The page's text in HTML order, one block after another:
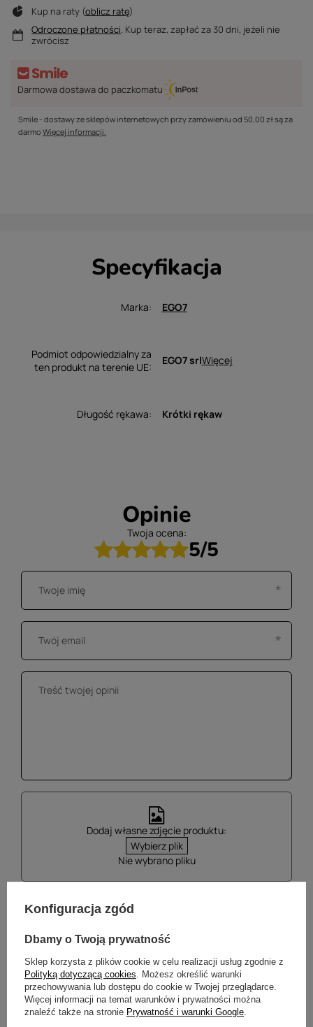
Kup na raty (oblicz ratę)
Odroczone płatności. Kup teraz, zapłać za 30 dni, jeżeli nie
zwrócisz
Darmowa dostawa do paczkomatu
Smile - dostawy ze sklepów internetowych przy zamówieniu od 50,00 złsą za
darmo Więcej informacji.
Specyfikacja
Marka EGO7
Podmiot odpowiedzialny za
ten produkt na terenie UE
EGO7 srlWięcej
Długość rękawa Krótki rękaw
Opinie
Twoja ocena:
5/5
Dodaj własne zdjęcie produktu:
Wybierz plik
Nie wybrano pliku
Wyślij opinię
Konfiguracja zgód
Dbamy o Twoją prywatność
Sklep korzysta z plików cookie w celu realizacji usług zgodnie z
Polityką dotyczącą cookies . Możesz określić warunki
przechowywania lub dostępu do cookie w Twojej przeglądarce.
Więcej informacji na temat warunków i prywatności można
znaleźć także na stronie Prywatność i warunki Google